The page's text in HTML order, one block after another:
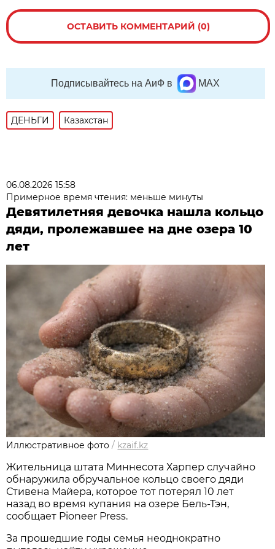
ОСТАВИТЬ КОММЕНТАРИЙ (0)
Подписывайтесь на АиФ в MAX
ДЕНЬГИ Казахстан
06.08.2026 15:58
Примерное время чтения: меньше минуты
Девятилетняя девочка нашла кольцо
дяди, пролежавшее на дне озера 10
лет
Иллюстративное фото / kzaif.kz
Жительница штата Миннесота Харпер случайно
обнаружила обручальное кольцо своего дяди
Стивена Майера, которое тот потерял 10 лет
назад во время купания на озере Бель-Тэн,
сообщает Pioneer Press.
За прошедшие годы семья неоднократно